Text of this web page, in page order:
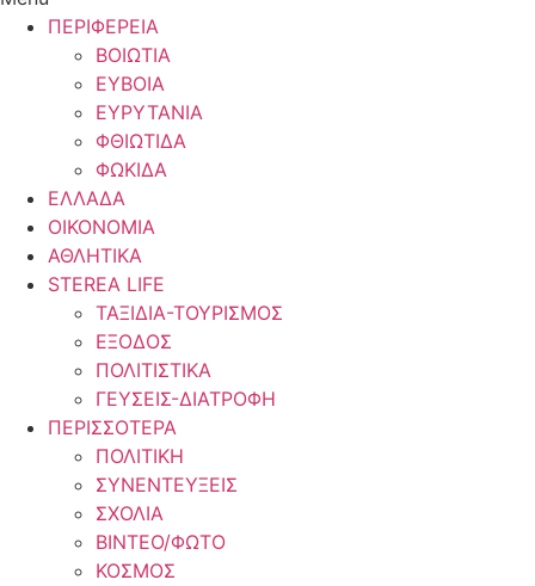
ΠΕΡΙΦΕΡΕΙΑ
ΒΟΙΩΤΙΑ
ΕΥΒΟΙΑ
ΕΥΡΥΤΑΝΙΑ
ΦΘΙΩΤΙΔΑ
ΦΩΚΙΔΑ
ΕΛΛΑΔΑ
ΟΙΚΟΝΟΜΙΑ
ΑΘΛΗΤΙΚΑ
STEREA LIFE
ΤΑΞΙΔΙΑ-ΤΟΥΡΙΣΜΟΣ
ΕΞΟΔΟΣ
ΠΟΛΙΤΙΣΤΙΚΑ
ΓΕΥΣΕΙΣ-ΔΙΑΤΡΟΦΗ
ΠΕΡΙΣΣΟΤΕΡΑ
ΠΟΛΙΤΙΚΗ
ΣΥΝΕΝΤΕΥΞΕΙΣ
ΣΧΟΛΙΑ
ΒΙΝΤΕΟ/ΦΩΤΟ
ΚΟΣΜΟΣ